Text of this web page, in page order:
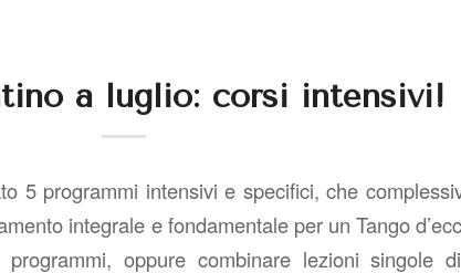
a luglio: corsi intensivi!
5 programmi intensivi e specifici, che
integrale e fondamentale per un Tango
oppure combinare lezioni singole